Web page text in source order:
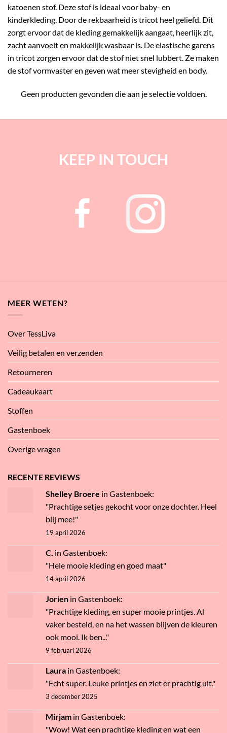
katoenen stof. Deze stof is ideaal voor baby- en
kinderkleding. Door de rekbaarheid is tricot heel geliefd. Dit
zorgt ervoor dat de kleding gemakkelijk aangaat, heerlijk zit,
zacht aanvoelt en makkelijk wasbaar is. De elastische garens
in tricot zorgen ervoor dat de stof niet snel lubbert. Ze maken
de stof vormvaster en geven wat meer stevigheid en body.
Geen producten gevonden die aan je selectie voldoen.
KEEP IN TOUCH
MEER WETEN?
Over TessLiva
Veilig betalen en verzenden
Retourneren
Cadeaukaart
Stoffen
Gastenboek
Overige vragen
RECENTE REVIEWS
Shelley Broere in Gastenboek:
"Prachtige setjes gekocht voor onze dochter. Heel
blij mee!"
19 april 2026
C. in Gastenboek:
"Hele mooie kleding en goed maat"
14 april 2026
Jorien in Gastenboek:
"Prachtige kleding, en super mooie printjes. Al
vaker besteld, en na het wassen blijven de kleuren
ook mooi. Ik ben..."
9 februari 2026
Laura in Gastenboek:
"Echt super. Leuke printjes en ziet er prachtig uit."
3 december 2025
Mirjam in Gastenboek:
"Wow! Wat een prachtige kleding en wat een